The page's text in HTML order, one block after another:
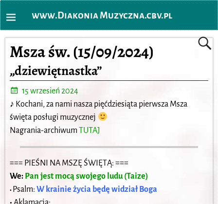
www.Diakonia Muzyczna.cbv.pl
Msza św. (15/09/2024)
„dziewiętnastka”
15 wrzesień 2024
♪ Kochani, za nami nasza pięćdziesiąta pierwsza Msza
święta posługi muzycznej
Nagrania-archiwumTUTAJ
=== PIEŚNI NA MSZĘ ŚWIĘTĄ: ===
We: Pan jest mocą swojego ludu (Taize)
• Psalm: W krainie życia będę widział Boga